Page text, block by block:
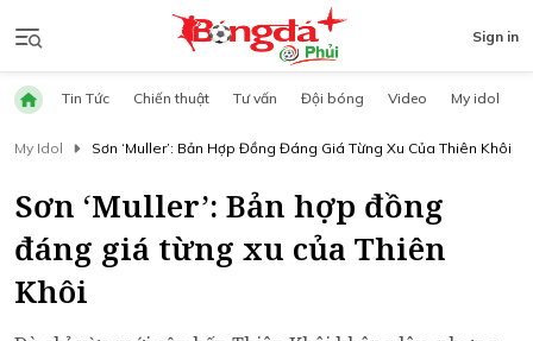
Sign in
Tin Tức Chiến thuật Tư vấn Đội bóng Video My idol
My Idol Sơn ‘Muller’: Bản Hợp Đồng Đáng Giá Từng Xu Của Thiên Khôi
Sơn ‘Muller’: Bản hợp đồng
đáng giá từng xu của Thiên
Khôi